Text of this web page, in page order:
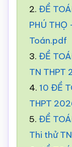
2. ĐỀ
PHÚ
Toán.pdf
3. ĐỀ
TN THPT
4. 10 ĐỀ
THPT
5. ĐỀ
Thi thử